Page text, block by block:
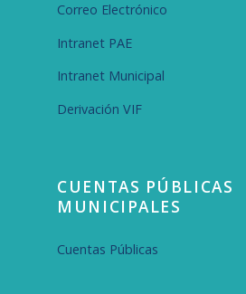
Correo Electrónico
Intranet PAE
Intranet Municipal
Derivación VIF
CUENTAS PÚBLICAS
MUNICIPALES
Cuentas Públicas